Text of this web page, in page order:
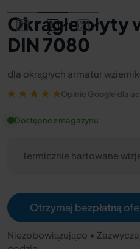
Okrągłe
DIN 7080
dla okrągłych armatur
Opinie Google dla
Dostępne z magazynu
Termicznie hartowane
Otrzymaj bezpłatną
Niezobowiązująco •